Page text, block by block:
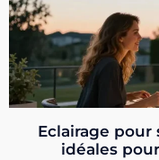
Eclairage pour
idéales